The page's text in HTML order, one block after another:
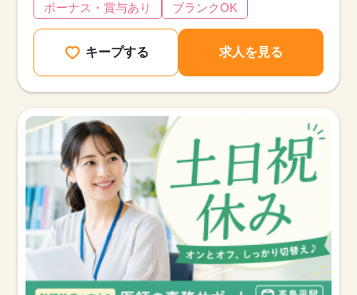
ボーナス・賞与あり
ブランクOK
キープする 求人を見る